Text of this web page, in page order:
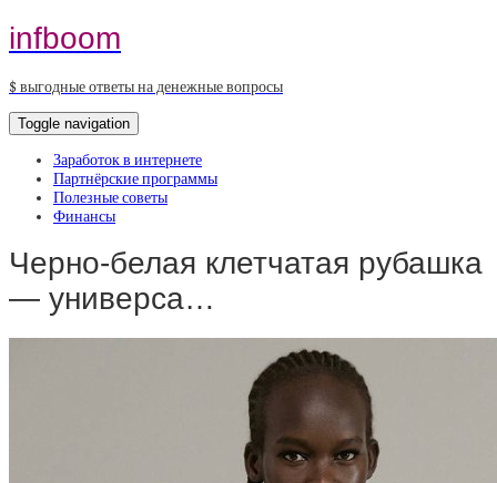
infboom
$ выгодные ответы на денежные вопросы
Toggle navigation
Заработок в интернете
Партнёрские программы
Полезные советы
Финансы
Черно-белая клетчатая рубашка
— универса…